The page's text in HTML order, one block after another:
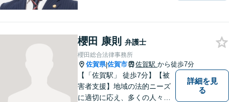
なリーガルサービスを提供い
たします。
櫻田 康則 弁護士
櫻田総合法律事務所
佐賀県|佐賀市 佐賀駅 から徒歩7分
【「佐賀駅」 徒歩7分】【被
害者支援】地域の法的ニーズ
に適切に応え、多くの人々の
詳細を見
る